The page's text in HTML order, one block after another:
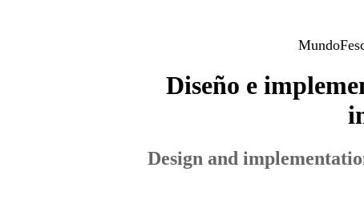
Diseño e
Design and